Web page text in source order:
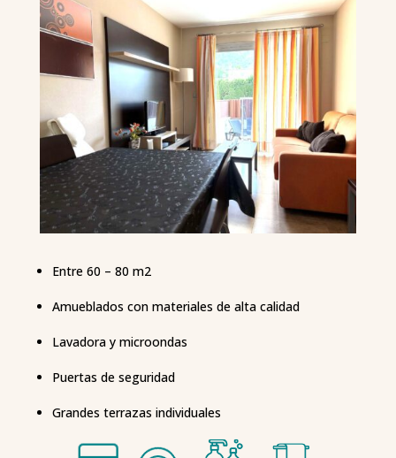
Entre 60 – 80 m2
Amueblados con materiales de alta calidad
Lavadora y microondas
Puertas de seguridad
Grandes terrazas individuales